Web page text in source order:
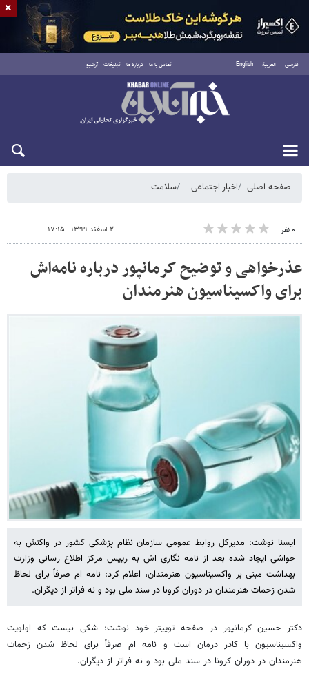
فارسی العربية English تماس با ما درباره ما تبلیغات آرشیو
شنبه ۱۷ مرداد ۱۴۰۵
صفحه اصلی اخبار اجتماعی سلامت
۰ نفر ۲ اسفند ۱۳۹۹ - ۱۷:۱۵
عذرخواهی و توضیح کرمانپور درباره نامه‌اش
برای واکسیناسیون هنرمندان
ایسنا نوشت: مدیرکل روابط عمومی سازمان نظام پزشکی کشور در واکنش به
حواشی ایجاد شده بعد از نامه نگاری اش به رییس مرکز اطلاع رسانی وزارت
بهداشت مبنی بر واکسیناسیون هنرمندان، اعلام کرد: نامه ام صرفاً برای لحاظ
شدن زحمات هنرمندان در دوران کرونا در سند ملی بود و نه فراتر از دیگران.
دکتر حسین کرمانپور در صفحه توییتر خود نوشت: شکی نیست که اولویت
واکسیناسیون با کادر درمان است و نامه ام صرفاً برای لحاظ شدن زحمات
هنرمندان در دوران کرونا در سند ملی بود و نه فراتر از دیگران.
×